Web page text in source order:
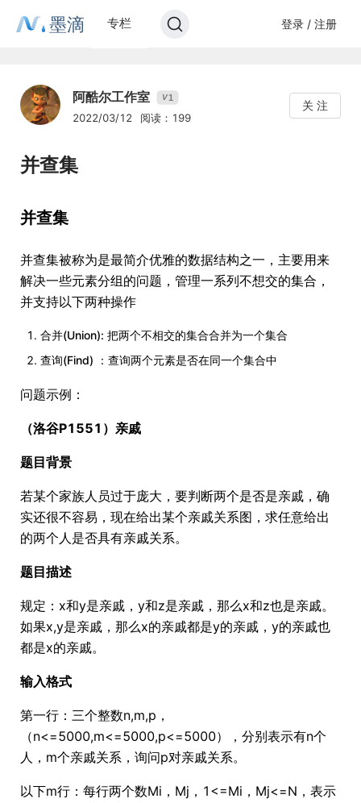
墨滴 专栏 登录 / 注册
阿酷尔工作室 V1
2022/03/12 阅读：199
关 注
并查集
并查集
并查集被称为是最简介优雅的数据结构之一，主要用来
解决一些元素分组的问题，管理一系列不想交的集合，
并支持以下两种操作
合并(Union): 把两个不相交的集合合并为一个集合
查询(Find) ：查询两个元素是否在同一个集合中
问题示例：
（洛谷P1551）亲戚
题目背景
若某个家族人员过于庞大，要判断两个是否是亲戚，确
实还很不容易，现在给出某个亲戚关系图，求任意给出
的两个人是否具有亲戚关系。
题目描述
规定：x和y是亲戚，y和z是亲戚，那么x和z也是亲戚。
如果x,y是亲戚，那么x的亲戚都是y的亲戚，y的亲戚也
都是x的亲戚。
输入格式
第一行：三个整数n,m,p，
（n<=5000,m<=5000,p<=5000），分别表示有n个
人，m个亲戚关系，询问p对亲戚关系。
以下m行：每行两个数Mi，Mj，1<=Mi，Mj<=N，表示